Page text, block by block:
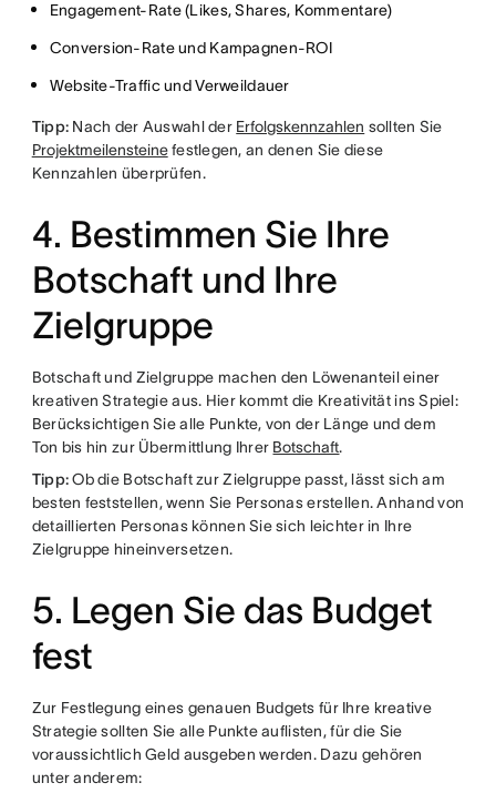
Engagement-Rate (Likes, Shares, Kommentare)
Conversion-Rate und Kampagnen-ROI
Website-Traffic und Verweildauer
Tipp: Nach der Auswahl der Erfolgskennzahlen sollten Sie
Projektmeilensteinefestlegen, an denen Sie diese
Kennzahlen überprüfen.
4. Bestimmen Sie Ihre
Botschaft und Ihre
Zielgruppe
Botschaft und Zielgruppe machen den Löwenanteil einer
kreativen Strategie aus. Hier kommt die Kreativität ins Spiel:
Berücksichtigen Sie alle Punkte, von der Länge und dem
Ton bis hin zur Übermittlung Ihrer Botschaft.
Tipp:Ob die Botschaft zur Zielgruppe passt, lässt sich am
besten feststellen, wenn Sie Personas erstellen. Anhand von
detaillierten Personas können Sie sich leichter in Ihre
Zielgruppe hineinversetzen.
5. Legen Sie das Budget
fest
Zur Festlegung eines genauen Budgets für Ihre kreative
Strategie sollten Sie alle Punkte auflisten, für die Sie
voraussichtlich Geld ausgeben werden. Dazu gehören
unter anderem: